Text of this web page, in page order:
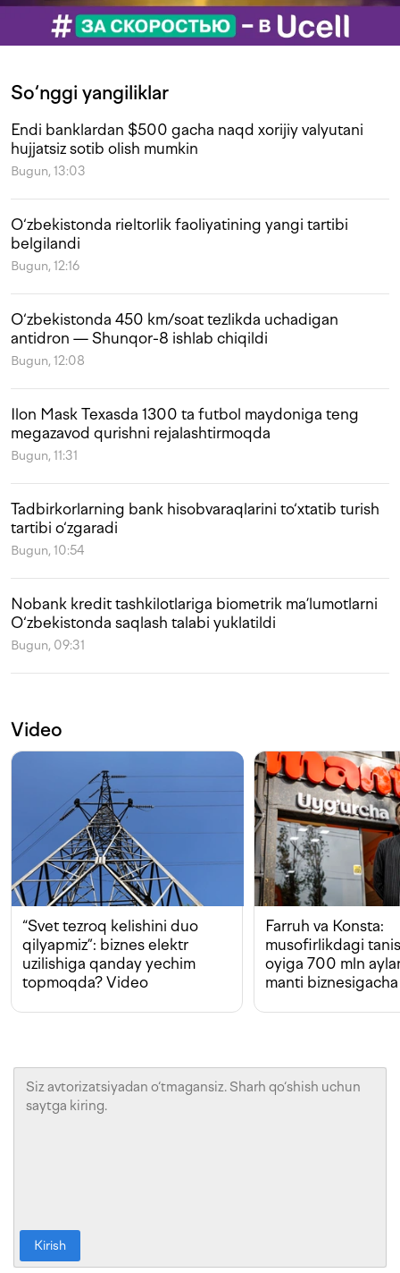
So‘nggi yangiliklar
Endi banklardan $500 gacha naqd xorijiy valyutani
hujjatsiz sotib olish mumkin
Bugun, 13:03
O‘zbekistonda rieltorlik faoliyatining yangi tartibi
belgilandi
Bugun, 12:16
O‘zbekistonda 450 km/soat tezlikda uchadigan
antidron — Shunqor-8 ishlab chiqildi
Bugun, 12:08
Ilon Mask Texasda 1300 ta futbol maydoniga teng
megazavod qurishni rejalashtirmoqda
Bugun, 11:31
Tadbirkorlarning bank hisobvaraqlarini to‘xtatib turish
tartibi o‘zgaradi
Bugun, 10:54
Nobank kredit tashkilotlariga biometrik ma’lumotlarni
O‘zbekistonda saqlash talabi yuklatildi
Bugun, 09:31
Video
“Svet tezroq kelishini duo
qilyapmiz”: biznes elektr
uzilishiga qanday yechim
topmoqda? Video
Farruh va Konsta:
musofirlikdagi
oyiga 700 mln
manti biznesigacha
Kirish